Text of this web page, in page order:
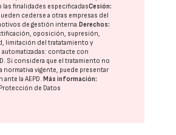
las finalidades especificadasCesión:
cederse a otras empresas del
de gestión interna.Derechos:
oposición, supresión,
limitación del tratatamiento y
contacte con
. Si considera que el tratamiento no
normativa vigente, puede presentar
ante laAEPD.Más información:
de Datos